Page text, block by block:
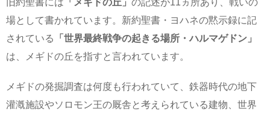
旧約聖書には 「メギドの丘」 の記述が11ヵ所あり、戦いの
場として書かれています。新約聖書・ヨハネの黙示録に記
されている
「世界最終戦争の起きる場所・ハルマゲドン」
は、メギドの丘を指すと言われています。
メギドの発掘調査は何度も行われていて、鉄器時代の地下
灌漑施設やソロモン王の厩舎と考えられている建物、世界